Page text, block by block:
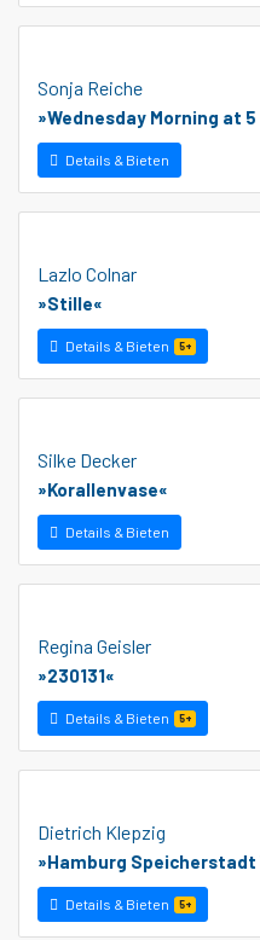
Sonja Reiche
»Wednesday Morning at 5
Details & Bieten
Lazlo Colnar
»Stille«
Details & Bieten 5+
Silke Decker
»Korallenvase«
Details & Bieten
Regina Geisler
»230131«
Details & Bieten 5+
Dietrich Klepzig
»Hamburg Speicherstadt
Details & Bieten 5+